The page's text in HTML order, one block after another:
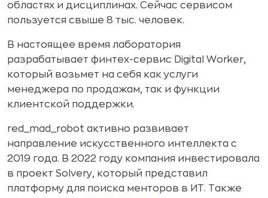
областях и дисциплинах. Сейчас сервисом
пользуется свыше 8 тыс. человек.
В настоящее время лаборатория
разрабатывает финтех-сервис Digital Worker,
который возьмет на себя как услуги
менеджера по продажам, так и функции
клиентской поддержки.
red_mad_robot активно развивает
направление искусственного интеллекта с
2019 года. В 2022 году компания инвестировала
в проект Solvery, который представил
платформу для поиска менторов в ИТ. Также